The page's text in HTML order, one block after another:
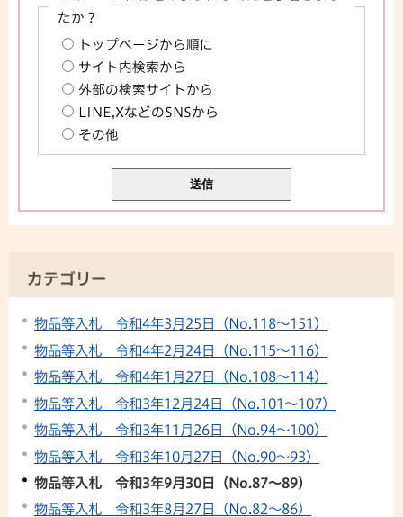
たか？
トップページから順に
サイト内検索から
外部の検索サイトから
LINE,XなどのSNSから
その他
カテゴリー
物品等入札 令和4年3月25日（No.118～151）
物品等入札 令和4年2月24日（No.115～116）
物品等入札 令和4年1月27日（No.108～114）
物品等入札 令和3年12月24日（No.101～107）
物品等入札 令和3年11月26日（No.94～100）
物品等入札 令和3年10月27日（No.90～93）
物品等入札 令和3年9月30日（No.87～89）
物品等入札 令和3年8月27日（No.82～86）